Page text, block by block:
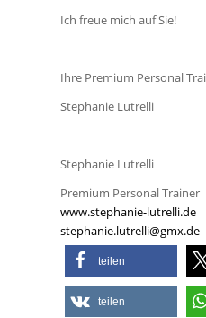
Ich freue mich auf Sie!
Ihre Premium Personal
Stephanie Lutrelli
Stephanie Lutrelli
Premium Personal Trainer
www.stephanie-lutrelli.de
stephanie.lutrelli@gmx.de
teilen
teilen